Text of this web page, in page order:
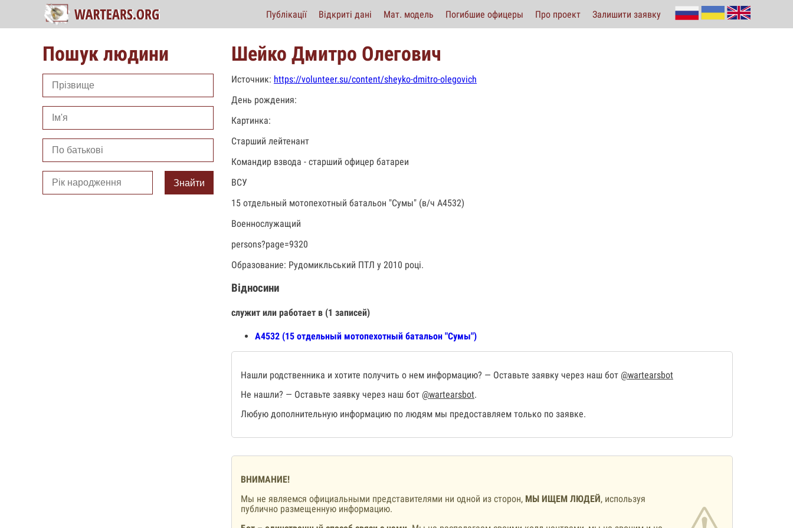
Публікації Відкриті дані Мат. модель Погибшие офицеры Про проект Залишити заявку
Пошук людини
Знайти
Шейко Дмитро Олегович
Источник: https://volunteer.su/content/sheyko-dmitro-olegovich
День рождения:
Картинка:
Старший лейтенант
Командир взвода - старший офицер батареи
ВСУ
15 отдельный мотопехотный батальон "Сумы" (в/ч А4532)
Военнослужащий
persons?page=9320
Образование: Рудомикльський ПТЛ у 2010 році.
Відносини
служит или работает в (1 записей)
А4532 (15 отдельный мотопехотный батальон "Сумы")
Нашли родственника и хотите получить о нем информацию? — Оставьте заявку через наш бот @wartearsbot
Не нашли? — Оставьте заявку через наш бот @wartearsbot.
Любую дополнительную информацию по людям мы предоставляем только по заявке.
ВНИМАНИЕ!
Мы не являемся официальными представителями ни одной из сторон, МЫ ИЩЕМ ЛЮДЕЙ, используя
публично размещенную информацию.